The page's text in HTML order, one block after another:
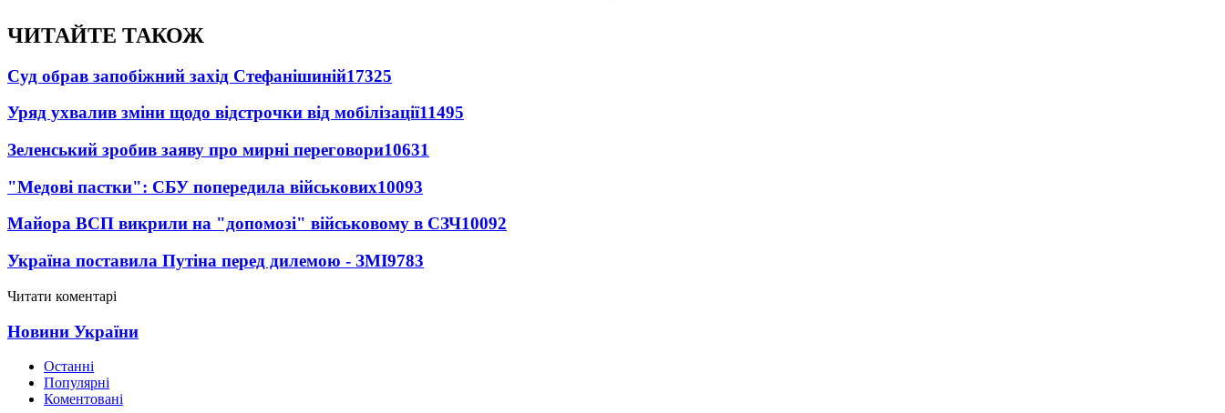
ЧИТАЙТЕ ТАКОЖ
Суд обрав запобіжний захід Стефанішиній17325
Уряд ухвалив зміни щодо відстрочки від мобілізації11495
Зеленський зробив заяву про мирні переговори10631
"Медові пастки": СБУ попередила військових10093
Майора ВСП викрили на "допомозі" військовому в СЗЧ10092
Україна поставила Путіна перед дилемою - ЗМІ9783
Читати коментарі
Новини України
Останні
Популярні
Коментовані